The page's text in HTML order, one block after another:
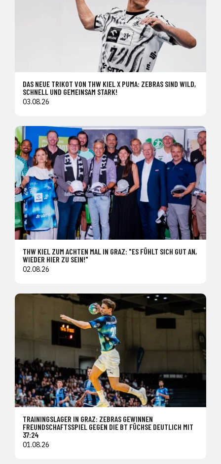
DAS NEUE TRIKOT VON THW KIEL X PUMA: ZEBRAS SIND WILD,
SCHNELL UND GEMEINSAM STARK!
03.08.26
THW KIEL ZUM ACHTEN MAL IN GRAZ: "ES FÜHLT SICH GUT AN,
WIEDER HIER ZU SEIN!"
02.08.26
TRAININGSLAGER IN GRAZ: ZEBRAS GEWINNEN
FREUNDSCHAFTSSPIEL GEGEN DIE BT FÜCHSE DEUTLICH MIT
37:24
01.08.26